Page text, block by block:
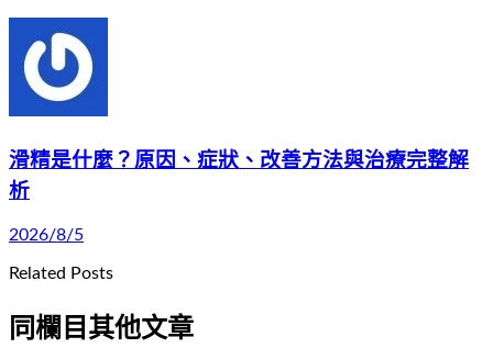
滑精是什麼？原因、症狀、改善方法與治療完整解
析
2026/8/5
Related Posts
同欄目其他文章